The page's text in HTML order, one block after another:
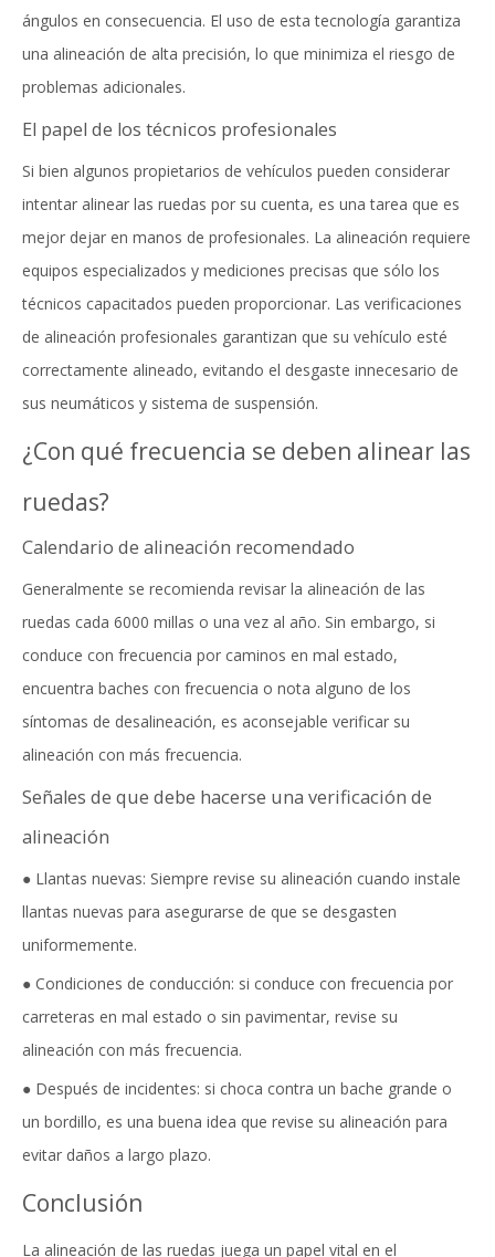
ángulos en consecuencia. El uso de esta tecnología garantiza
una alineación de alta precisión, lo que minimiza el riesgo de
problemas adicionales.
El papel de los técnicos profesionales
Si bien algunos propietarios de vehículos pueden considerar
intentar alinear las ruedas por su cuenta, es una tarea que es
mejor dejar en manos de profesionales. La alineación requiere
equipos especializados y mediciones precisas que sólo los
técnicos capacitados pueden proporcionar. Las verificaciones
de alineación profesionales garantizan que su vehículo esté
correctamente alineado, evitando el desgaste innecesario de
sus neumáticos y sistema de suspensión.
¿Con qué frecuencia se deben alinear las
ruedas?
Calendario de alineación recomendado
Generalmente se recomienda revisar la alineación de las
ruedas cada 6000 millas o una vez al año. Sin embargo, si
conduce con frecuencia por caminos en mal estado,
encuentra baches con frecuencia o nota alguno de los
síntomas de desalineación, es aconsejable verificar su
alineación con más frecuencia.
Señales de que debe hacerse una verificación de
alineación
● Llantas nuevas: Siempre revise su alineación cuando instale
llantas nuevas para asegurarse de que se desgasten
uniformemente.
● Condiciones de conducción: si conduce con frecuencia por
carreteras en mal estado o sin pavimentar, revise su
alineación con más frecuencia.
● Después de incidentes: si choca contra un bache grande o
un bordillo, es una buena idea que revise su alineación para
evitar daños a largo plazo.
Conclusión
La alineación de las ruedas juega un papel vital en el